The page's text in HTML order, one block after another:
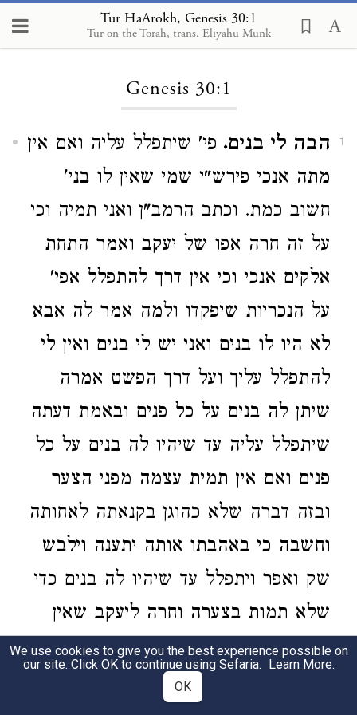
Tur HaArokh, Genesis 30:1
Tur on the Torah, trans. Eliyahu Munk
Loading...
Genesis 30:1
1 הבה לי בנים. פי' שיתפלל עליה ואם אין
מתה אנכי פירש"י שמי שאין לו בני'
חשוב כמת. וכתב הרמב"ן ואני תמיה וכי
על זה חרה אפו של יעקב ואמר התחת
אלקים אנכי וכי אין דרך להתפלל אפי'
על הנכריות שיפקדו ולמה אמר לה אבא
לא היו לו בנים ואני יש לי בנים ואין לי
להתפלל עליך ועל דרך הפשט אמרה
שיתן לה בנים על כל פנים ובאמת דעתה
שיתפלל עליה עד שיהיו לה בנים על כל
פנים ואם אין תמית עצמה מפני הצער
ובזה דברה שלא כהוגן בקנאתה לאחותה
וחשבה כי באהבתו אותה יתענה וילבש
שק ואפר ויתפלל עד שיהיו לה בנים כדי
שלא תמות בצערה וחרה ליעקב שאין
תפלת הצדיקים בידם שתשמע על כל
פנים ובעבור שדברה כדרך געגועי נשים
We use cookies to give you the best experience possible on
our site. Click OK to continue using Sefaria. Learn More.
OK